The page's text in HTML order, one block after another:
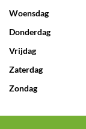
Woensdag
Donderdag
Vrijdag
Zaterdag
Zondag